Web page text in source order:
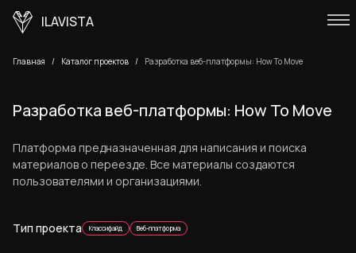
ILAVISTA
Главная Каталог проектов Разработка веб-платформы: How To Move
Разработка веб-платформы: How To Move
Платформа предназначенная для написания и поиска
материалов о переезде. Все материалы создаются
пользователями и организациями.
Тип проекта Классифайд Веб-платформа